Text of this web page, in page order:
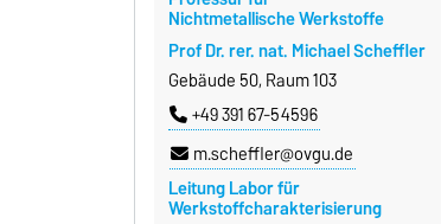
Nichtmetallische Werkstoffe
Prof Dr. rer. nat. Michael Scheffler
Gebäude 50, Raum 103
+49 391 67-54596
m.scheffler@ovgu.de
Leitung Labor für
Werkstoffcharakterisierung